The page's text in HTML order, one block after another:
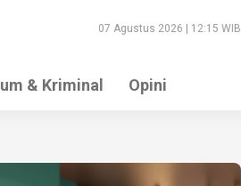
07 Agustus 2026 | 12:15 WIB
& Kriminal Opini